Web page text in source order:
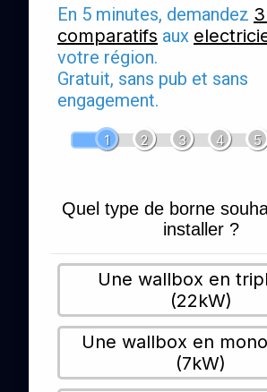
En 5 minutes, demandez
comparatifs aux
votre région.
Gratuit, sans pub et sans
engagement.
1 2 3 4 5
Quel type de borne
installer ?
Une wallbox en
(22kW)
Une wallbox en
(7kW)